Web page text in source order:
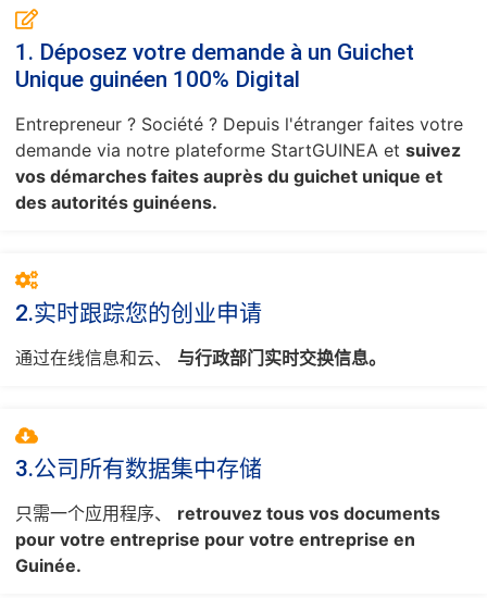
1. Déposez votre demande à un Guichet
Unique guinéen 100% Digital
Entrepreneur ? Société ? Depuis l'étranger faites votre
demande via notre plateforme StartGUINEA et suivez
vos démarches faites auprès du guichet unique et
des autorités guinéens.
2.实时跟踪您的创业申请
通过在线信息和云、 与行政部门实时交换信息。
3.公司所有数据集中存储
只需一个应用程序、 retrouvez tous vos documents
pour votre entreprise pour votre entreprise en
Guinée.